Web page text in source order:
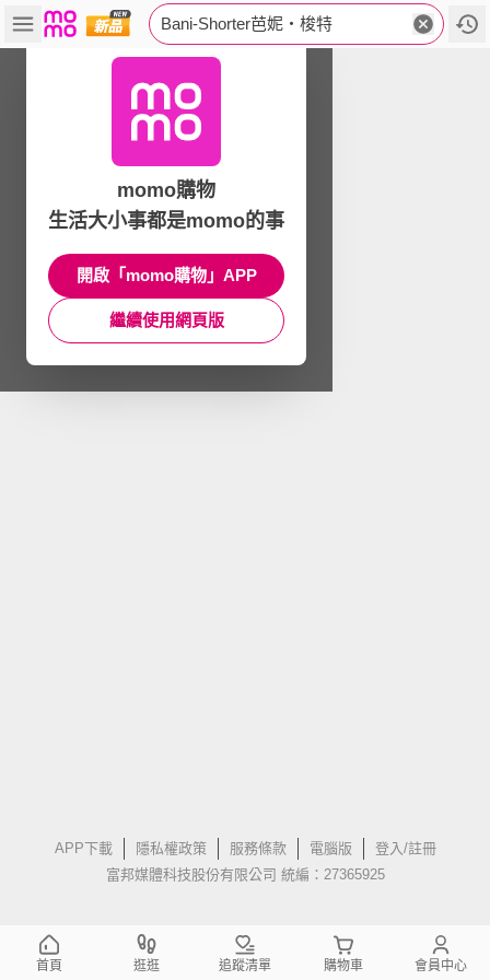
Bani-Shorter芭妮‧梭特
APP下載 隱私權政策 服務條款 電腦版
登入/註冊
富邦媒體科技股份有限公司 統編：27365925
momo購物
生活大小事都是momo的事
開啟「momo購物」APP
繼續使用網頁版
首頁 逛逛 追蹤清單 購物車 會員中心